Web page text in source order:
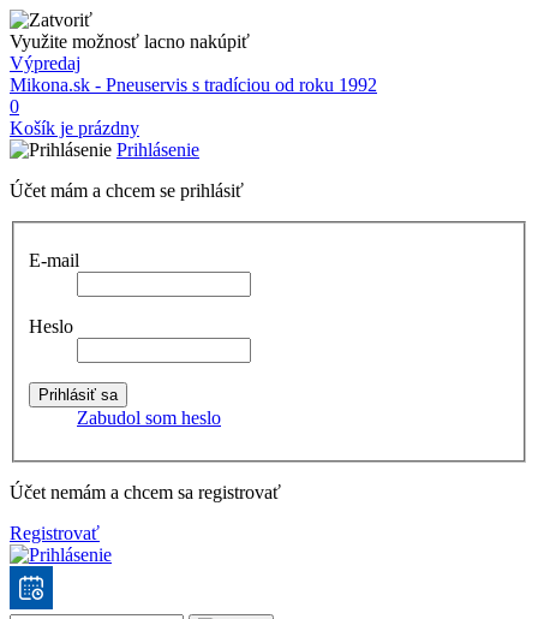
Využite možnosť lacno nakúpiť
Výpredaj
Mikona.sk - Pneuservis s tradíciou od roku 1992
0
Košík je prázdny
Prihlásenie
Účet mám a chcem se prihlásiť
E-mail
Heslo
Zabudol som heslo
Účet nemám a chcem sa registrovať
Registrovať